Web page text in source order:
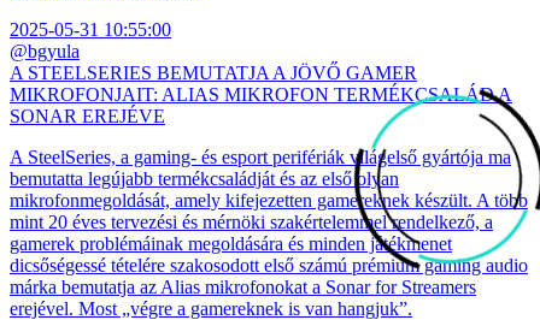
2025-05-31 10:55:00
@bgyula
A STEELSERIES BEMUTATJA A JÖVŐ GAMER
MIKROFONJAIT: ALIAS MIKROFON TERMÉKCSALÁD A
SONAR EREJÉVE
A SteelSeries, a gaming- és esport perifériák világelső gyártója ma
bemutatta legújabb termékcsaládját és az első olyan
mikrofonmegoldását, amely kifejezetten gamereknek készült. A több
mint 20 éves tervezési és mérnöki szakértelemmel rendelkező, a
gamerek problémáinak megoldására és minden játékmenet
dicsőségessé tételére szakosodott első számú prémium gaming audio
márka bemutatja az Alias mikrofonokat a Sonar for Streamers
erejével. Most „végre a gamereknek is van hangjuk”.